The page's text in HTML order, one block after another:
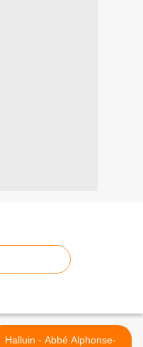
Halluin - Abbé Alphonse-